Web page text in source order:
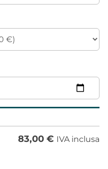
83,00 € IVA inclusa